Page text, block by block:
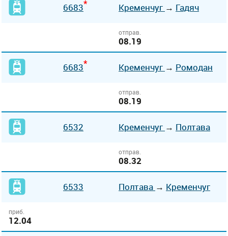
6683* Кременчуг → Гадяч
отправ.
08.19
6683* Кременчуг → Ромодан
отправ.
08.19
6532 Кременчуг → Полтава
отправ.
08.32
6533 Полтава → Кременчуг
приб.
12.04